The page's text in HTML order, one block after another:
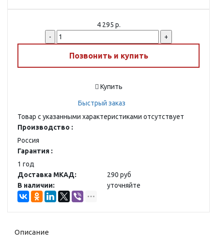
4 295 р.
-
+
Позвонить и купить
Купить
Быстрый заказ
Товар с указанными характеристиками отсутствует
Производство :
Россия
Гарантия :
1 год
Доставка МКАД:
290 руб
В наличии:
уточняйте
Описание